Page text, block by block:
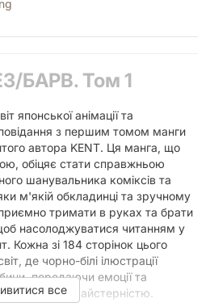
БАРВ. Том 1
японської анімації та
з першим томом манги
автора KENT. Ця манга, що
обіцяє стати справжньою
шанувальника коміксів та
м'якій обкладинці та зручному
тримати в руках та брати
насолоджуватися читанням у
Кожна зі 184 сторінок цього
де чорно-білі ілюстрації
передаючи емоції та
майстерністю.
все